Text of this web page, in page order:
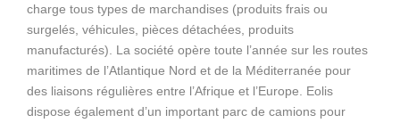
charge tous types de marchandises (produits frais ou
surgelés, véhicules, pièces détachées, produits
manufacturés). La société opère toute l’année sur les routes
maritimes de l’Atlantique Nord et de la Méditerranée pour
des liaisons régulières entre l’Afrique et l’Europe. Eolis
dispose également d’un important parc de camions pour